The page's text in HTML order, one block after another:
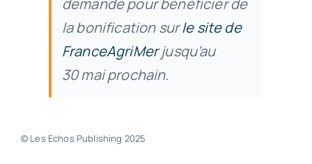
la bonification surle site de
FranceAgriMerjusqu’au
30 mai prochain.
© Les Echos Publishing 2025